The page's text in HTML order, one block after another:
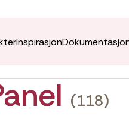
Inspirasjon
(118)